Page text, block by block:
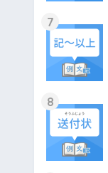
7
8